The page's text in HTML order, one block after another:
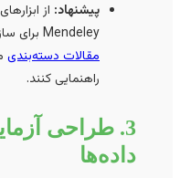
پیشنهاد:
Mendeley برای سازماندهی منابع خود استفاده کنید.
مقالات دسته‌بندی
راهنمایی کنند.
3. طراحی
داده‌ها